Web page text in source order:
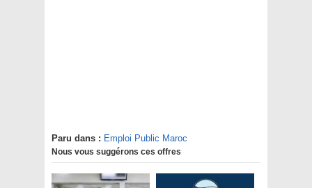
Paru dans : Emploi Public Maroc
Nous vous suggérons ces offres